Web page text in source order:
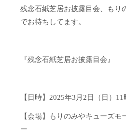
残念石紙芝居お披露目会、もり
でお待ちしてます。
『残念石紙芝居お披露目会』
【日時】2025年3月2日（日）
【会場】もりのみやキューズモ
ー